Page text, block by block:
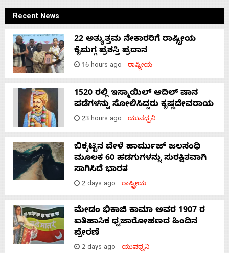
Recent News
22 ಅತ್ಯುತ್ತಮ ನೇಕಾರರಿಗೆ ರಾಷ್ಟ್ರೀಯ
ಕೈಮಗ್ಗ ಪ್ರಶಸ್ತಿ ಪ್ರದಾನ
16 hours ago ರಾಷ್ಟ್ರೀಯ
1520 ರಲ್ಲಿ ಇಸ್ಮಾಯಿಲ್ ಆದಿಲ್ ಷಾನ
ಪಡೆಗಳನ್ನು ಸೋಲಿಸಿದ್ದರು ಕೃಷ್ಣದೇವರಾಯ
23 hours ago ಯುವಧ್ವನಿ
ಬಿಕ್ಕಟ್ಟಿನ ವೇಳೆ ಹಾರ್ಮುಜ್ ಜಲಸಂಧಿ
ಮೂಲಕ 60 ಹಡಗುಗಳನ್ನು ಸುರಕ್ಷಿತವಾಗಿ
ಸಾಗಿಸಿದೆ ಭಾರತ
2 days ago ರಾಷ್ಟ್ರೀಯ
ಮೇಡಂ ಭಿಕಾಜಿ ಕಾಮಾ ಅವರ 1907 ರ
ಐತಿಹಾಸಿಕ ಧ್ವಜಾರೋಹಣದ ಹಿಂದಿನ
ಪ್ರೇರಣೆ
2 days ago ಯುವಧ್ವನಿ